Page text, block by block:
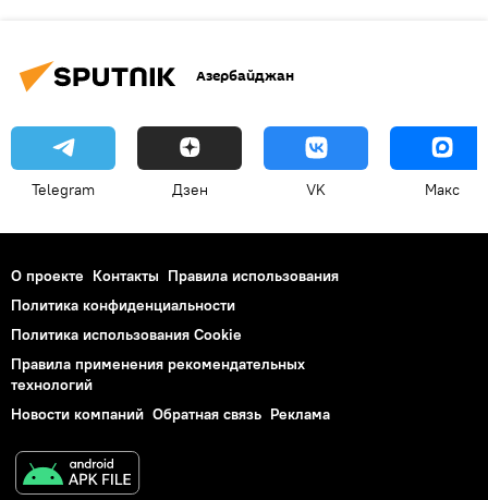
Азербайджан
Telegram Дзен VK Макс
О проекте Контакты Правила использования
Политика конфиденциальности
Политика использования Cookie
Правила применения рекомендательных
технологий
Новости компаний Обратная связь Реклама